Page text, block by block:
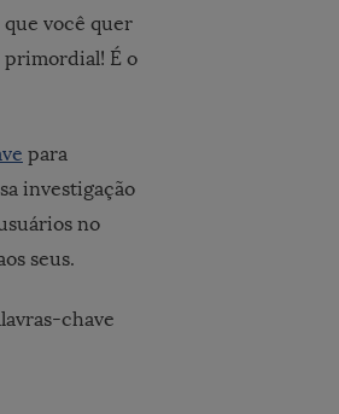
que você quer
primordial! É o
para
investigação
no
seus.
chave